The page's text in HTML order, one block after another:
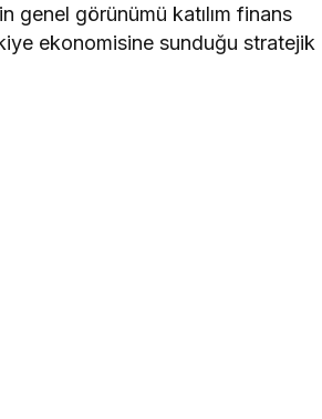
genel görünümü katılım finans
ekonomisine sunduğu stratejik